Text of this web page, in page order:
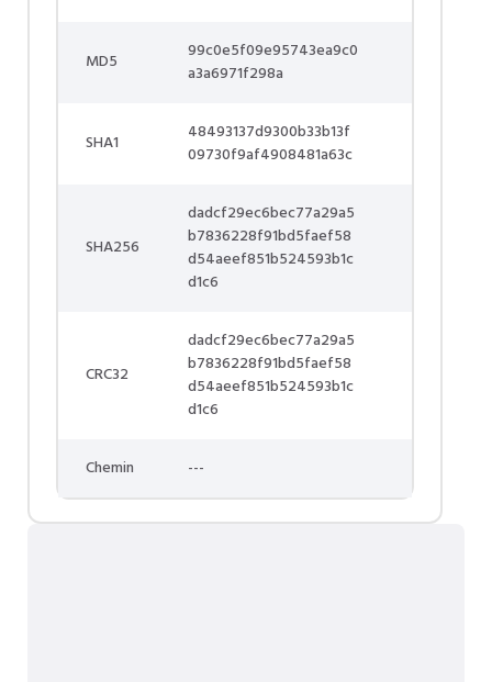
MD5
99c0e5f09e95743ea9c0
a3a6971f298a
SHA1
48493137d9300b33b13f
09730f9af4908481a63c
SHA256
dadcf29ec6bec77a29a5
b7836228f91bd5faef58
d54aeef851b524593b1c
d1c6
CRC32
dadcf29ec6bec77a29a5
b7836228f91bd5faef58
d54aeef851b524593b1c
d1c6
Chemin ---